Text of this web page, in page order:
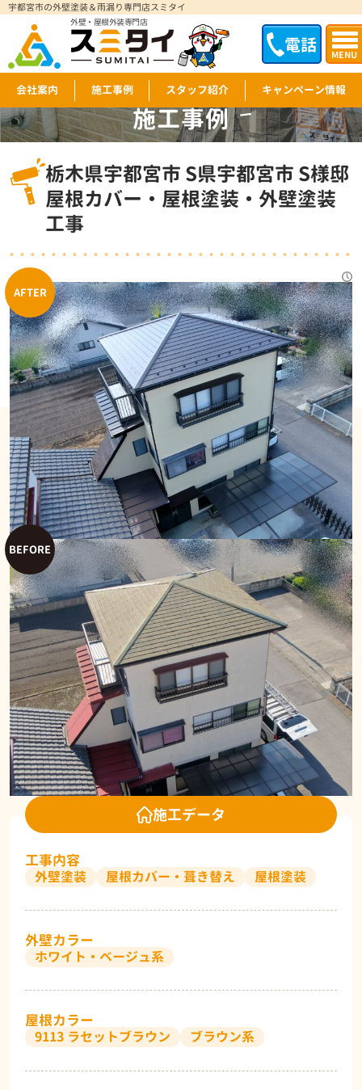
電話 MENU
宇都宮市の外壁塗装＆雨漏り専門店スミタイ
外壁・屋根外装専門店
会社案内 施工事例 スタッフ紹介 キャンペーン情報
施工事例
WORKS
栃木県宇都宮市 S県宇都宮市 S様邸
屋根カバー・屋根塗装・外壁塗装
工事
施工データ
工事内容
外壁塗装 屋根カバー・葺き替え 屋根塗装
外壁カラー
ホワイト・ベージュ系
屋根カラー
9113 ラセットブラウン ブラウン系